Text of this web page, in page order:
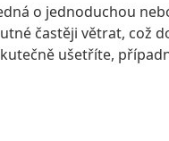
o jednoduchou
častěji větrat, což
ušetříte,